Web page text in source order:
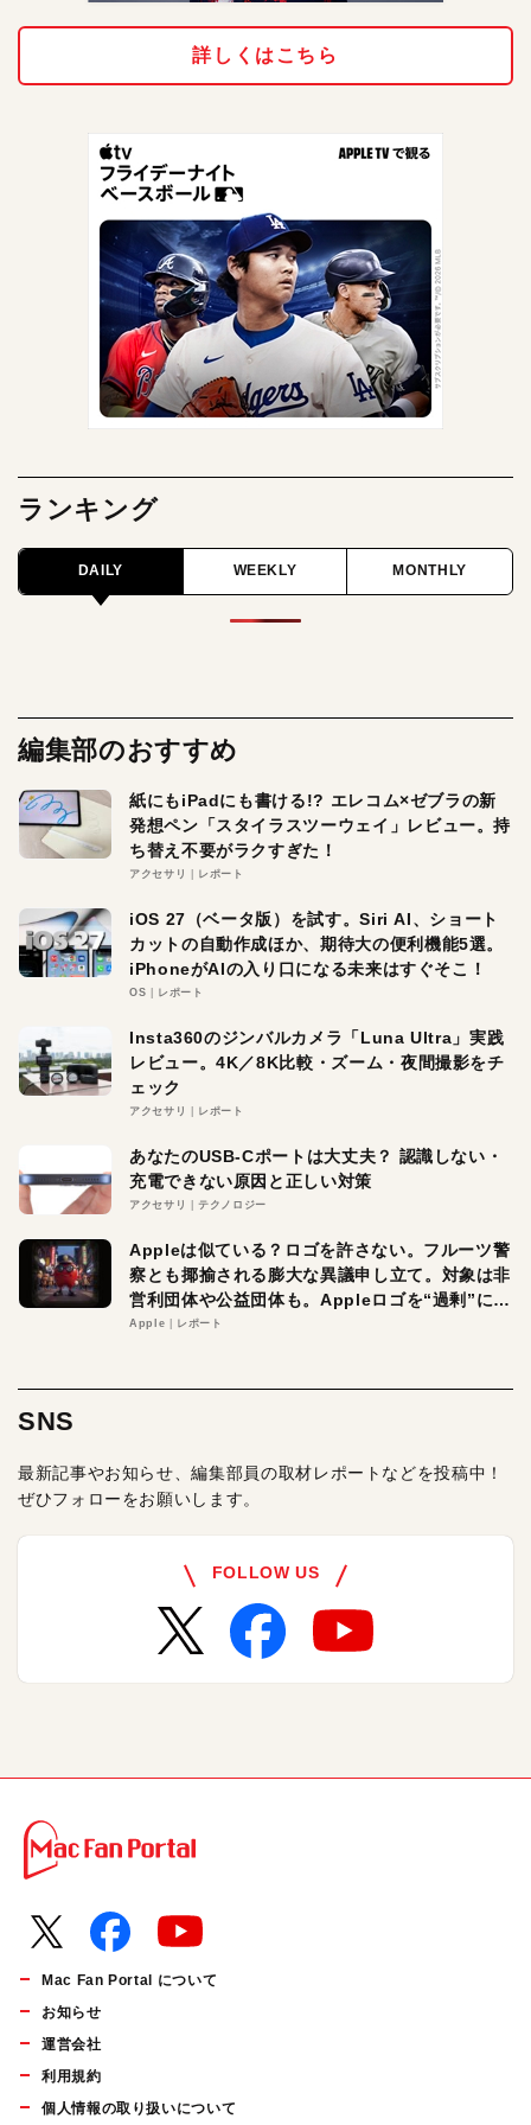
詳しくはこちら
ランキング
DAILY WEEKLY MONTHLY
編集部のおすすめ
紙にもiPadにも書ける!? エレコム×ゼブラの新
発想ペン「スタイラスツーウェイ」レビュー。持
ち替え不要がラクすぎた！
アクセサリ レポート
iOS 27（ベータ版）を試す。Siri AI、ショート
カットの自動作成ほか、期待大の便利機能5選。
iPhoneがAIの入り口になる未来はすぐそこ！
OS レポート
Insta360のジンバルカメラ「Luna Ultra」実践
レビュー。4K／8K比較・ズーム・夜間撮影をチ
ェック
アクセサリ レポート
あなたのUSB-Cポートは大丈夫？ 認識しない・
充電できない原因と正しい対策
アクセサリ テクノロジー
Appleは似ている？ロゴを許さない。フルーツ警
察とも揶揄される膨大な異議申し立て。対象は非
営利団体や公益団体も。Appleロゴを“過剰”に守
る理由とは
Apple レポート
SNS
最新記事やお知らせ、編集部員の取材レポートなどを投稿中！
ぜひフォローをお願いします。
FOLLOW US
Mac Fan Portal について
お知らせ
運営会社
利用規約
個人情報の取り扱いについて